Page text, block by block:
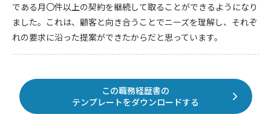
である月〇件以上の契約を継続して取ることができるようになり
ました。これは、顧客と向き合うことでニーズを理解し、それぞ
れの要求に沿った提案ができたからだと思っています。
この職務経歴書の
テンプレートをダウンロードする